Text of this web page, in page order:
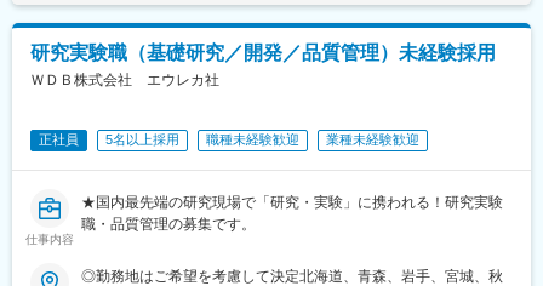
ロープウェイ山麓駅、平和通駅、西鉄福岡駅、花畑町駅、高見橋
町駅、新静岡駅、浜松駅、名鉄名古屋駅、電鉄富山駅・エスタ前
駅、仁愛女子高校駅、四日市駅、京都河原町駅、大阪梅田駅(阪神
研究実験職（基礎研究／開発／品質管理）未経験採用
ＷＤＢ株式会社 エウレカ社
正社員 5名以上採用 職種未経験歓迎 業種未経験歓迎
仕事内容
★国内最先端の研究現場で「研究・実験」に携われる！研究実験
職・品質管理の募集です。
◎勤務地はご希望を考慮して決定北海道、青森、岩手、宮城、秋